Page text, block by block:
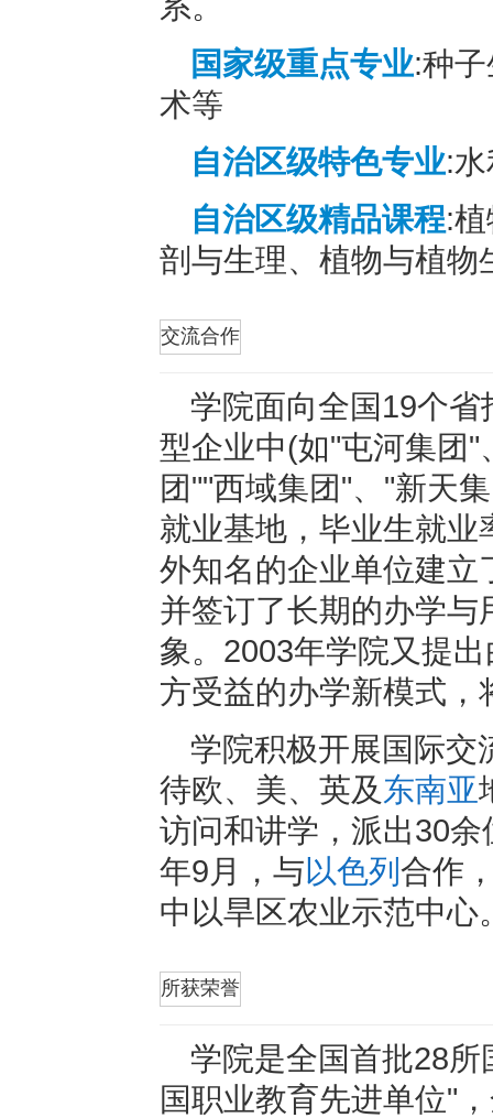
国家级重点专业:种
术等
自治区级特色专业:
自治区级精品课程:
剖与生理、植物与植物
交流合作
学院面向全国19个
型企业中(如"屯河集团
团""西域集团"、"新天
就业基地，毕业生就
外知名的企业单位建立
并签订了长期的办学
象。2003年学院又提
方受益的办学新模式
学院积极开展国际交
待欧、美、英及 东南亚
访问和讲学，派出30
年9月，与以色列 合作
中以旱区农业示范中心
所获荣誉
学院是全国首批28
国职业教育先进单位"